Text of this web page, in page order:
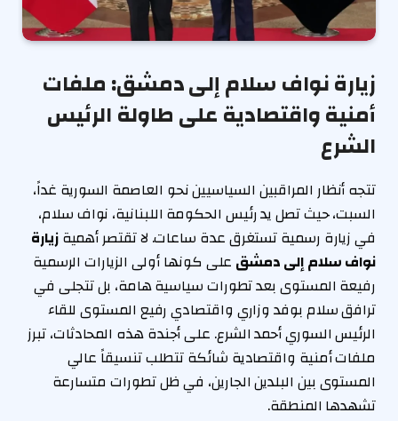
زيارة نواف سلام إلى دمشق: ملفات
أمنية واقتصادية على طاولة الرئيس
الشرع
تتجه أنظار المراقبين السياسيين نحو العاصمة السورية غداً،
السبت، حيث تصل يد رئيس الحكومة اللبنانية، نواف سلام،
في زيارة رسمية تستغرق عدة ساعات. لا تقتصر أهميةزيارة
نواف سلام إلى دمشق على كونها أولى الزيارات الرسمية
رفيعة المستوى بعد تطورات سياسية هامة، بل تتجلى في
ترافق سلام بوفد وزاري واقتصادي رفيع المستوى للقاء
الرئيس السوري أحمد الشرع. على أجندة هذه المحادثات، تبرز
ملفات أمنية واقتصادية شائكة تتطلب تنسيقاً عالي
المستوى بين البلدين الجارين، في ظل تطورات متسارعة
تشهدها المنطقة.